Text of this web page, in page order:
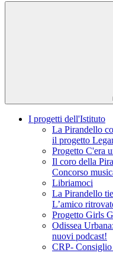
I progetti dell'Istituto
La Pirandello
il progetto
Progetto C'era
Il coro della
Concorso
Libriamoci
La Pirandello
L’amico
Progetto Girls
Odissea
nuovi podcast!
CRP-